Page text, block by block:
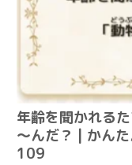
年齢を聞かれる
～んだ？ | かん
109